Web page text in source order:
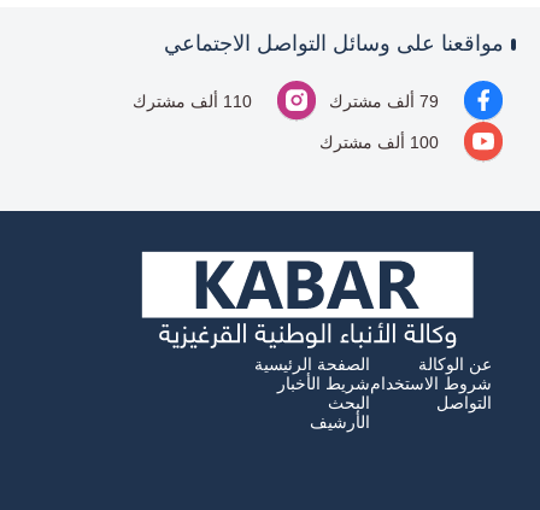
مواقعنا على وسائل التواصل الاجتماعي
79 ألف مشترك 110 ألف مشترك
100 ألف مشترك
عن الوكالة
شروط الاستخدام
التواصل
الصفحة الرئيسية
شريط الأخبار
البحث
الأرشيف